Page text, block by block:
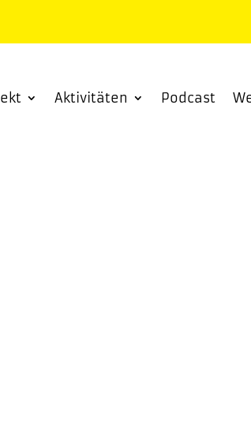
Aktivitäten Podcast